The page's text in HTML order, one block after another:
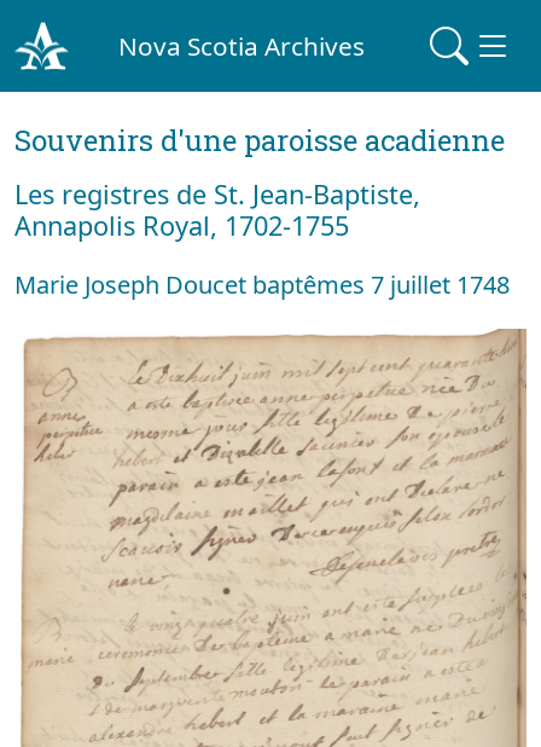
Nova Scotia Archives
Souvenirs d'une paroisse acadienne
Les registres de St. Jean-Baptiste,
Annapolis Royal, 1702-1755
Marie Joseph Doucet baptêmes 7 juillet 1748